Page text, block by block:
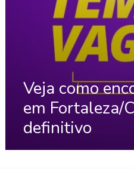
Veja como
em Fortaleza/
definitivo